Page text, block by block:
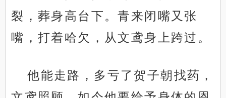
裂，葬身高台下。青来闭嘴又张
嘴，打着哈欠，从文鸢身上跨过。
他能走路，多亏了贺子朝找药，